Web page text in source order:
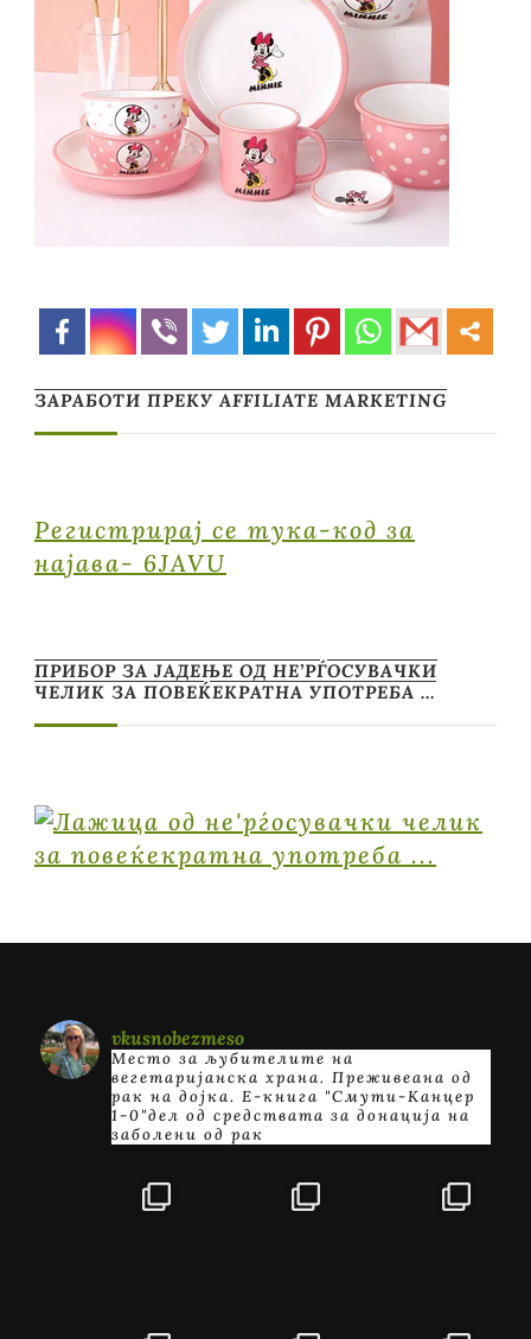
ЗАРАБОТИ ПРЕКУ AFFILIATE MARKETING
Регистрирај се тука-код за
најава- 6JAVU
ПРИБОР ЗА ЈАДЕЊЕ ОД НЕ’РЃОСУВАЧКИ
ЧЕЛИК ЗА ПОВЕЌЕКРАТНА УПОТРЕБА …
vkusnobezmeso
Место за љубителите на
вегетаријанска храна. Преживеана од
рак на дојка. E-книга "Смути-Канцер
1-0"дел од средствата за донација на
заболени од рак